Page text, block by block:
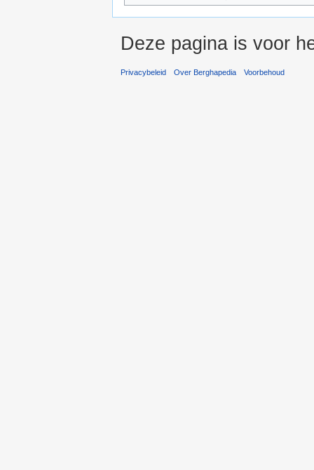
Deze pagina is voor
Privacybeleid Over Berghapedia Voorbehoud